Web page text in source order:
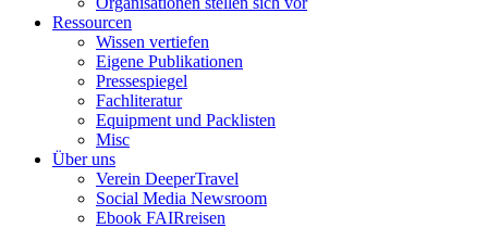
Ressourcen
Wissen vertiefen
Eigene Publikationen
Pressespiegel
Fachliteratur
Equipment und Packlisten
Misc
Über uns
Verein DeeperTravel
Social Media Newsroom
Ebook FAIRreisen